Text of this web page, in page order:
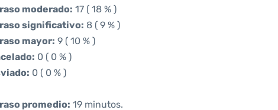
moderado: 17 ( 18 % )
significativo: 8 ( 9 % )
mayor: 9 ( 10 % )
0 ( 0 % )
0 ( 0 % )
promedio: 19 minutos.